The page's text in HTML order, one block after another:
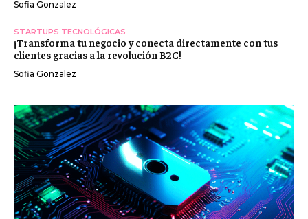
Sofia Gonzalez
STARTUPS TECNOLÓGICAS
¡Transforma tu negocio y conecta directamente con tus
clientes gracias a la revolución B2C!
Sofia Gonzalez